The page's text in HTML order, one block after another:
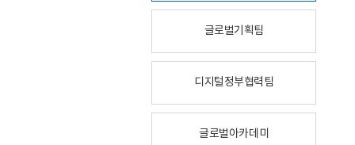
글로벌기획팀
디지털정부협력팀
글로벌아카데미